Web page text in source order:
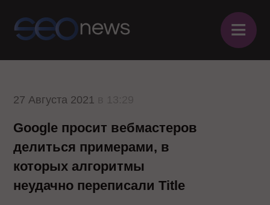
≡
27 Августа 2021
Google просит вебмастеров
делиться примерами, в
которых алгоритмы
неудачно переписали Title